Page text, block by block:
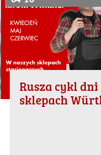
Rusza cykl
sklepach